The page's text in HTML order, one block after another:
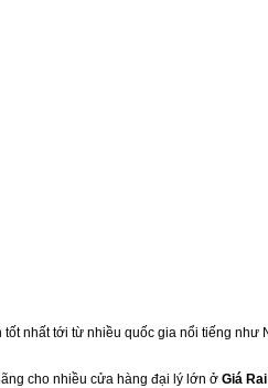
nhất tới từ nhiều quốc gia nổi tiếng như
cho nhiều cửa hàng đại lý lớn ở Giá